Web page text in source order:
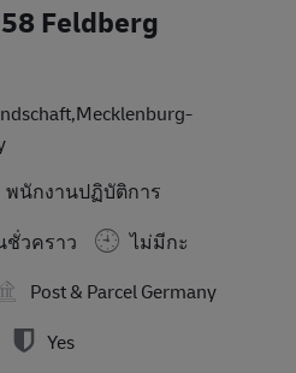
Feldberg
พนักงานปฏิบัติการ
ชั่วคราว
ไม่มีกะ
Post & Parcel Germany
Yes